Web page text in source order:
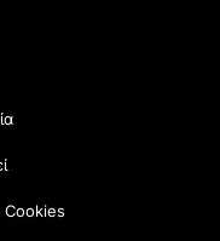
Cookies